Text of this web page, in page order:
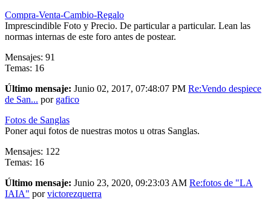
Compra-Venta-Cambio-Regalo
Imprescindible Foto y Precio. De particular a particular. Lean las
normas internas de este foro antes de postear.
Mensajes: 91
Temas: 16
Último mensaje: Junio 02, 2017, 07:48:07 PM Re:Vendo despiece
de San... por gafico
Fotos de Sanglas
Poner aqui fotos de nuestras motos u otras Sanglas.
Mensajes: 122
Temas: 16
Último mensaje: Junio 23, 2020, 09:23:03 AM Re:fotos de "LA
IAIA" porvictorezquerra